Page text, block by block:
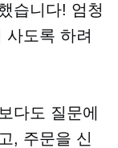
습니다! 엄청
사도록 하려
다도 질문에
, 주문을 신